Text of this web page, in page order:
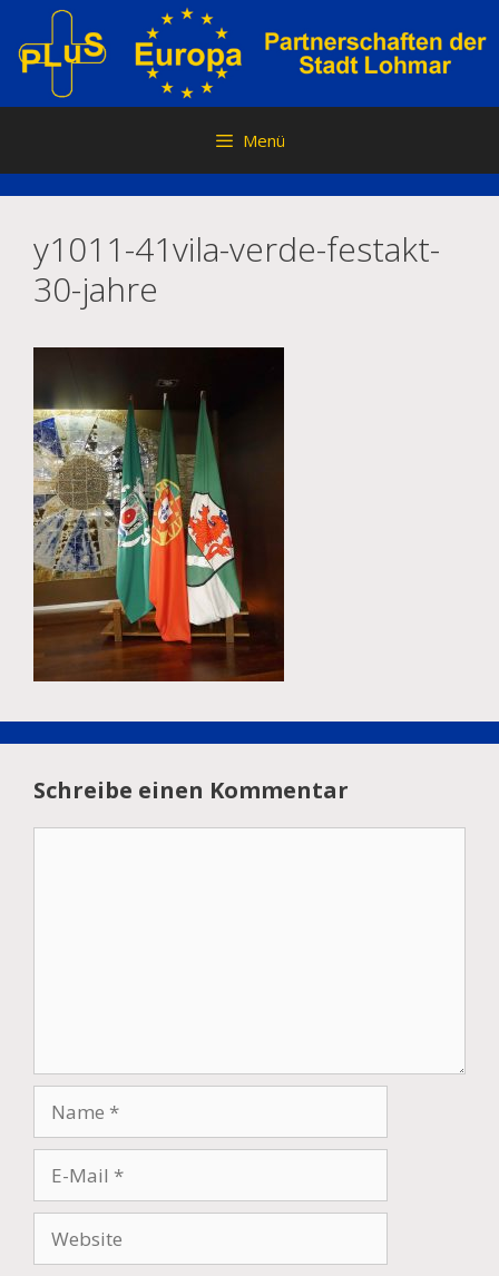
Inhalt
springen
Menü
y1011-41vila-verde-festakt-
30-jahre
Schreibe einen Kommentar
Mail